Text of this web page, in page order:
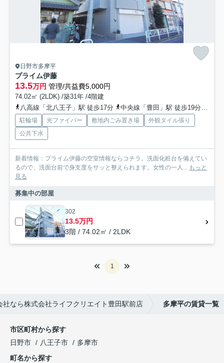
日野市多摩平
プライム伊藤
13.5万円 管理/共益費5,000円
74.02㎡ (2LDK) /築31年 /4階建
八高線「北八王子」駅 徒歩17分
中央線「豊田」駅 徒歩19分
駐輪場 光ファイバー 敷地内ごみ置き場
外観タイル張り
公共下水
新着情報：プライム伊藤の空室情報ならコチラ。洗面化粧台を備えてい
るので、洗面台前で身支度をサッと整えられます。女性の一人...
もっと
見る
募集中の部屋
302
13.5万円
3階 / 74.02㎡ / 2LDK
1
なら株式会社ライフクリエイト豊田駅前店 多摩平の賃貸一覧
市区町村から探す
日野市
八王子市
多摩市
町名から探す